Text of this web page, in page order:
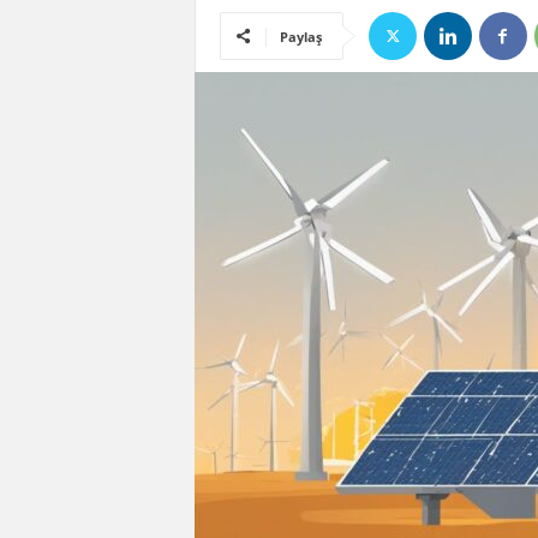
Paylaş